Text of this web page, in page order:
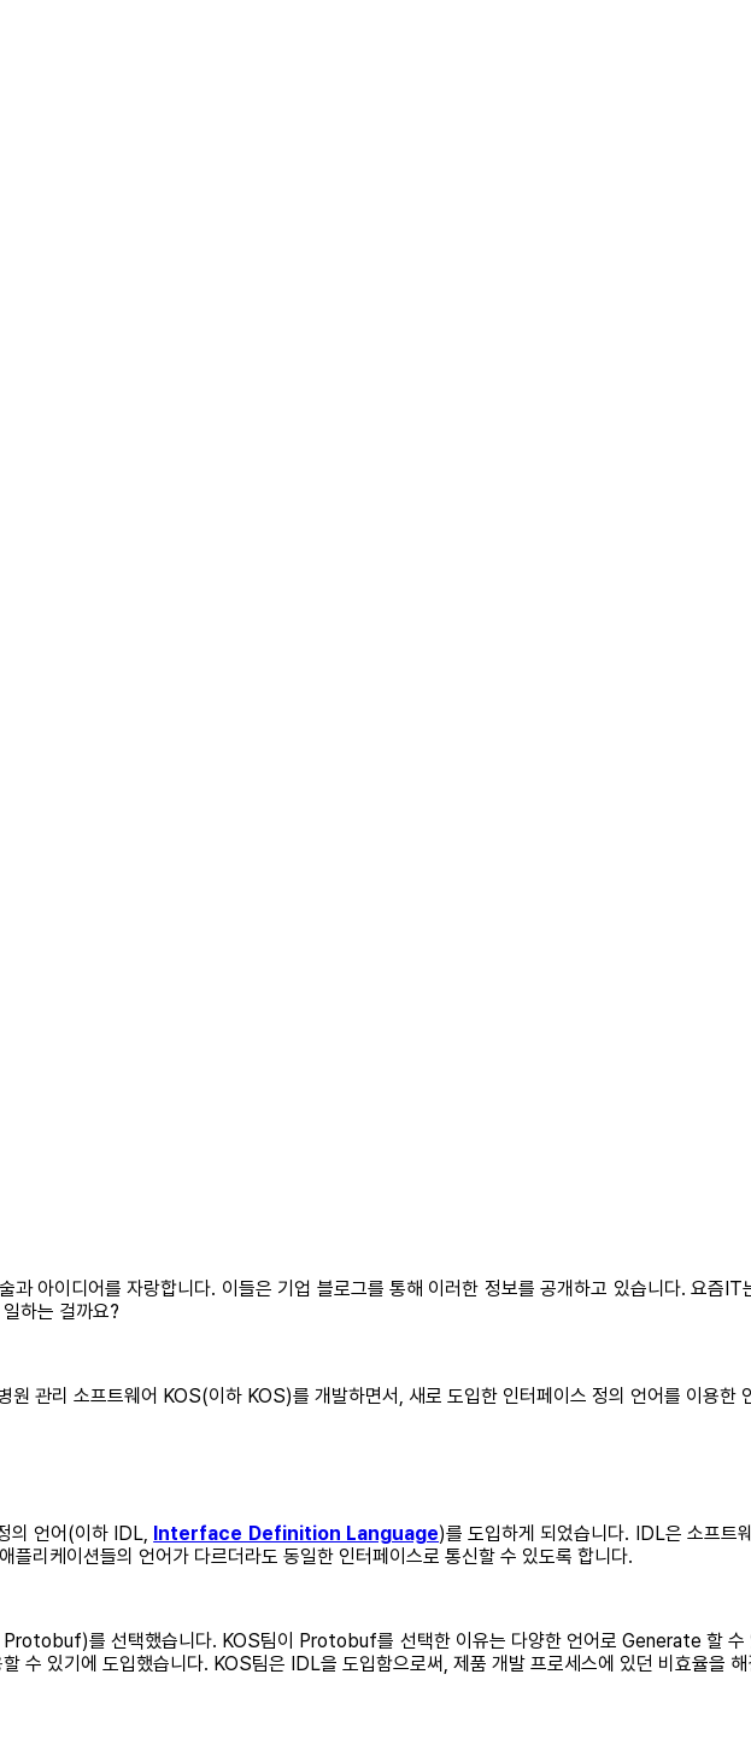
아이디어를 자랑합니다. 이들은 기업 블로그를 통해 이러한 정보를 공개하고 있습니다. 요즘
하는 걸까요?
원 관리 소프트웨어 KOS(이하 KOS)를 개발하면서, 새로 도입한 인터페이스 정의 언어를 이용한
의 언어(이하 IDL, Interface Definition Language)를 도입하게 되었습니다. IDL은 소프트
리케이션들의 언어가 다르더라도 동일한 인터페이스로 통신할 수 있도록 합니다.
를 선택했습니다. KOS팀이 Protobuf를 선택한 이유는 다양한 언어로 Generate 할 수
수 있기에 도입했습니다. KOS팀은 IDL을 도입함으로써, 제품 개발 프로세스에 있던 비효율을